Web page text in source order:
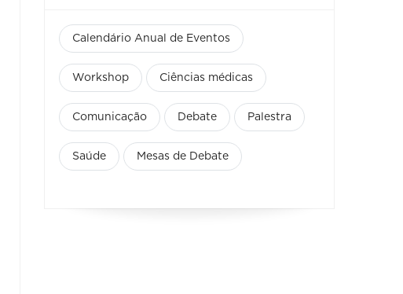
Calendário Anual de Eventos
Workshop Ciências médicas
Comunicação Debate Palestra
Saúde Mesas de Debate